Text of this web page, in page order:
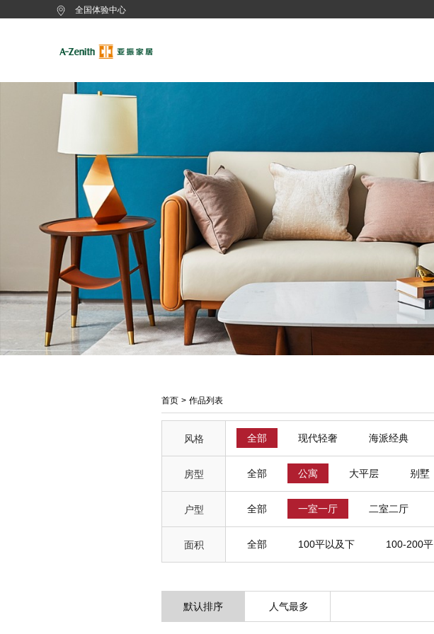
全国体验中心
首页 > 作品列表
风格 全部 现代轻奢 海派经典
房型 全部 公寓 大平层 别墅
户型 全部 一室一厅 二室二厅
面积 全部 100平以及下 100-200平
默认排序 人气最多